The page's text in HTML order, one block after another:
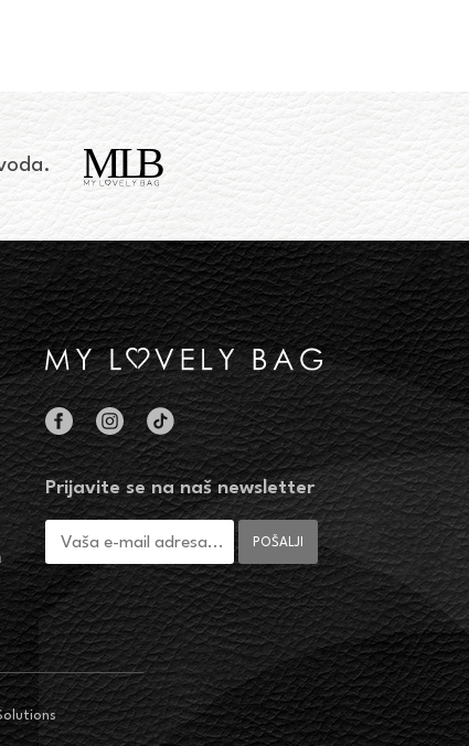
Prijavite se na naš newsletter